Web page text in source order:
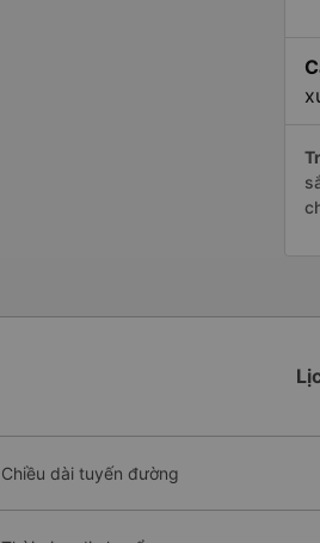
Chiều dài tuyến đường